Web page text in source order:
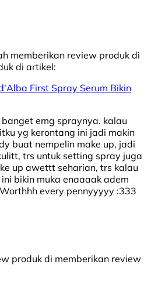
memberikan review produk di
di artikel:
First Spray Serum Bikin
emg spraynya. kalau
yg kerontang ini jadi makin
buat nempelin make up, jadi
trs untuk setting spray juga
up awettt seharian, trs kalau
bikin muka enaaaak adem
every pennyyyyy :333
produk di memberikan review